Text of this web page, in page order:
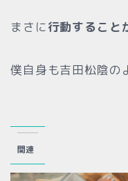
まさに行動すること
僕自身も吉田松陰の
関連